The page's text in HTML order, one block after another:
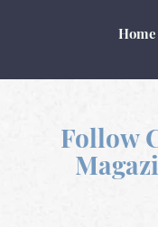
Home
Follow